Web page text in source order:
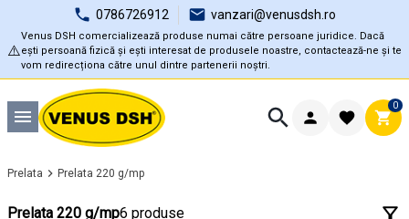
0786726912 vanzari@venusdsh.ro
⚠️
Venus DSH comercializează produse numai către persoane juridice. Dacă
ești persoană fizică și ești interesat de produsele noastre, contactează-ne și te
vom redirecționa către unul dintre partenerii noștri.
0
Prelata Prelata 220 g/mp
Prelata 220 g/mp6 produse